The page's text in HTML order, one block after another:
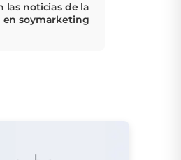
las noticias de la
en soymarketing